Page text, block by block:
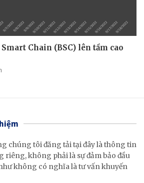
Chain (BSC) lên tầm cao
chúng tôi đăng tải tại đây là thông tin
riêng, không phải là sự đảm bảo đầu
không có nghĩa là tư vấn khuyến